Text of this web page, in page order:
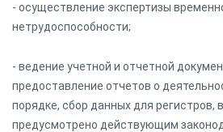
- осуществление экспертизы
нетрудоспособности;
- ведение учетной и отчетной
предоставление отчетов о
порядке, сбор данных для регистров,
предусмотрено действующим